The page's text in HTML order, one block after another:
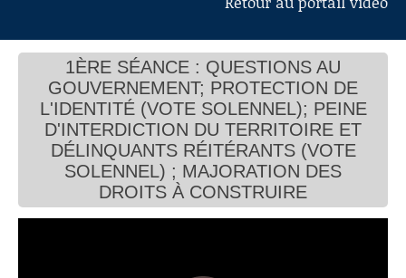
RECHERCHE
AIDE À LA DÉCOUPE
DE VIDÉOS
Commissions
Présidence
Évènements
Connaissance, Histoire
Autres
1ÈRE SÉANCE : QUESTIONS AU
GOUVERNEMENT; PROTECTION DE
L'IDENTITÉ (VOTE SOLENNEL); PEINE
D'INTERDICTION DU TERRITOIRE ET
DÉLINQUANTS RÉITÉRANTS (VOTE
SOLENNEL) ; MAJORATION DES
DROITS À CONSTRUIRE